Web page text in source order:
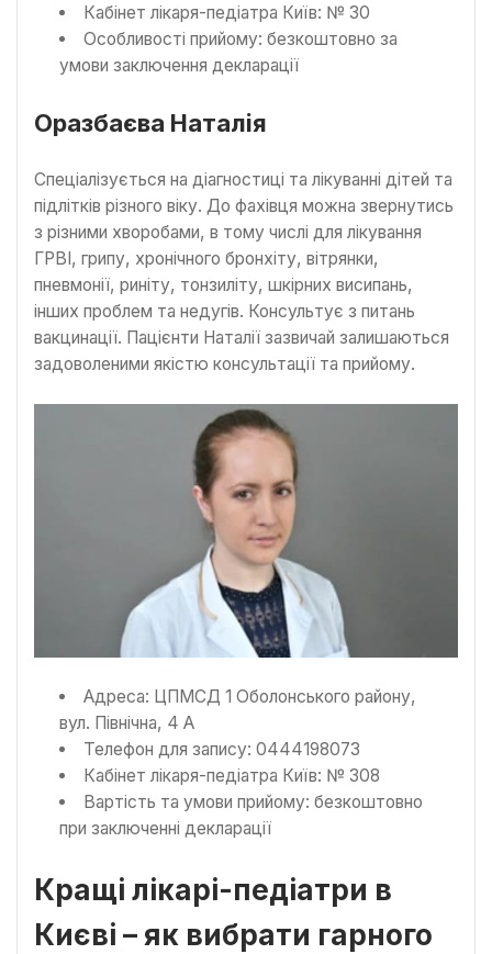
Кабінет лікаря-педіатра Київ: № 30
Особливості прийому: безкоштовно за
умови заключення декларації
Оразбаєва Наталія
Спеціалізується на діагностиці та лікуванні дітей та
підлітків різного віку. До фахівця можна звернутись
з різними хворобами, в тому числі для лікування
ГРВІ, грипу, хронічного бронхіту, вітрянки,
пневмонії, риніту, тонзиліту, шкірних висипань,
інших проблем та недугів. Консультує з питань
вакцинації. Пацієнти Наталії зазвичай залишаються
задоволеними якістю консультації та прийому.
Адреса: ЦПМСД 1 Оболонського району,
вул. Північна, 4 А
Телефон для запису: 0444198073
Кабінет лікаря-педіатра Київ: № 308
Вартість та умови прийому: безкоштовно
при заключенні декларації
Кращі лікарі-педіатри в
Києві – як вибрати гарного